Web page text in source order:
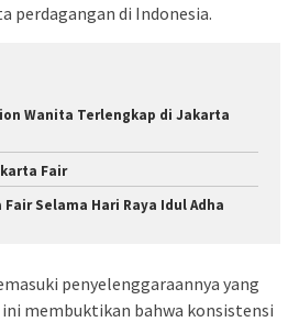
perdagangan di Indonesia.
Wanita Terlengkap di Jakarta
Fair
Selama Hari Raya Idul Adha
penyelenggaraannya yang
membuktikan bahwa konsistensi